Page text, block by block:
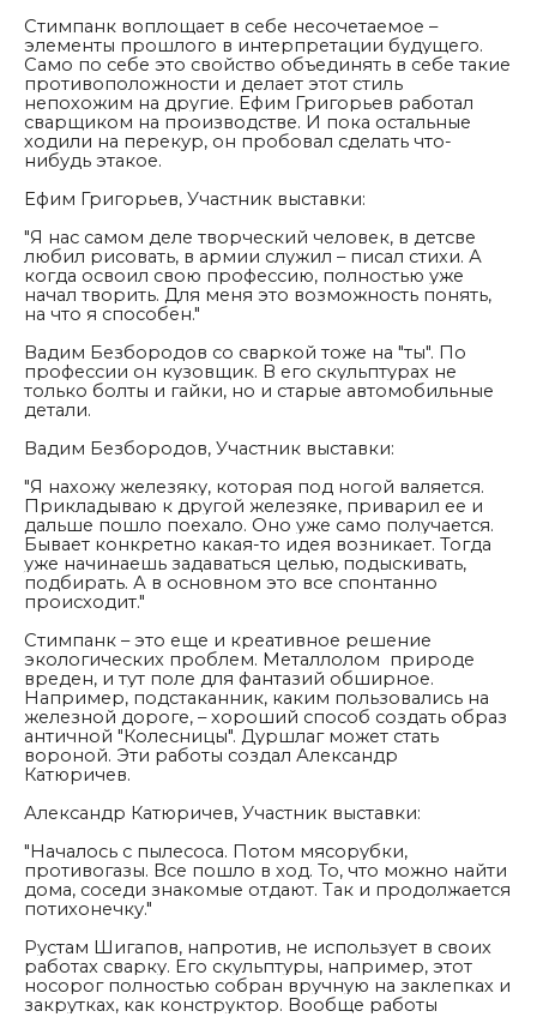
Стимпанк воплощает в себе несочетаемое –
элементы прошлого в интерпретации будущего.
Само по себе это свойство объединять в себе такие
противоположности и делает этот стиль
непохожим на другие. Ефим Григорьев работал
сварщиком на производстве. И пока остальные
ходили на перекур, он пробовал сделать что-
нибудь этакое.
Ефим Григорьев, Участник выставки:
"Я нас самом деле творческий человек, в детсве
любил рисовать, в армии служил – писал стихи. А
когда освоил свою профессию, полностью уже
начал творить. Для меня это возможность понять,
на что я способен."
Вадим Безбородов со сваркой тоже на "ты". По
профессии он кузовщик. В его скульптурах не
только болты и гайки, но и старые автомобильные
детали.
Вадим Безбородов, Участник выставки:
"Я нахожу железяку, которая под ногой валяется.
Прикладываю к другой железяке, приварил ее и
дальше пошло поехало. Оно уже само получается.
Бывает конкретно какая-то идея возникает. Тогда
уже начинаешь задаваться целью, подыскивать,
подбирать. А в основном это все спонтанно
происходит."
Стимпанк – это еще и креативное решение
экологических проблем. Металлолом природе
вреден, и тут поле для фантазий обширное.
Например, подстаканник, каким пользовались на
железной дороге, – хороший способ создать образ
античной "Колесницы". Дуршлаг может стать
вороной. Эти работы создал Александр
Катюричев.
Александр Катюричев, Участник выставки:
"Началось с пылесоса. Потом мясорубки,
противогазы. Все пошло в ход. То, что можно найти
дома, соседи знакомые отдают. Так и продолжается
потихонечку."
Рустам Шигапов, напротив, не использует в своих
работах сварку. Его скульптуры, например, этот
носорог полностью собран вручную на заклепках и
закрутках, как конструктор. Вообще работы